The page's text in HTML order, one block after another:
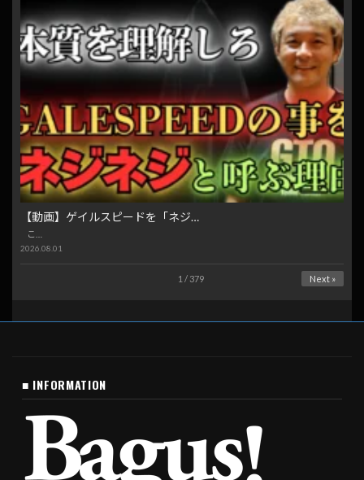
【動画】ゲイルスピードを「ネジ…
こ…
2026.08.01
1 / 379 Next »
■ INFORMATION